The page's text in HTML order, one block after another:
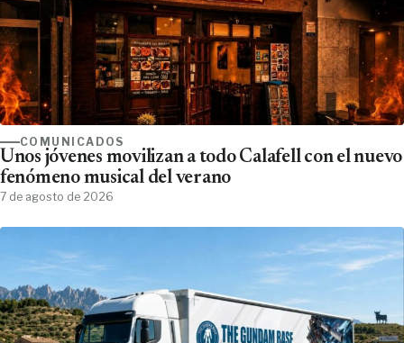
COMUNICADOS
Unos jóvenes movilizan a todo Calafell con el nuevo
fenómeno musical del verano
7 de agosto de 2026